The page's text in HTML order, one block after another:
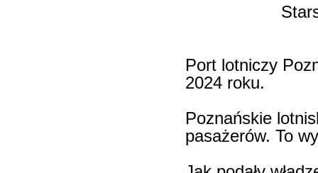
Port lotniczy
2024 roku.
Poznańskie
pasażerów. To